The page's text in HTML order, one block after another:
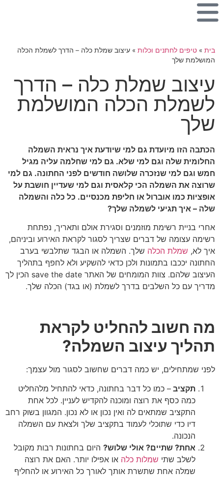
בית » טיפים לחתנים וכלות » עיצוב שמלת כלה – הדרך לשמלת הכלה
המושלמת שלך
עיצוב שמלת כלה – הדרך
לשמלת הכלה המושלמת
שלך
הכתבה הזו מיועדת גם למי שיודעת איך נראית השמלה
החלומית שלה וגם למי שלא. גם למי שחלמה עליה מגיל
חמש וגם למי שנזכרה שלושה חודשים לפני החתונה. גם למי
שרוצה את השמלה הכי קלאסית וגם למי שעדיין חושבת על
אופציות כמו אוברול או חליפת מכנסיים. כל כלה והשמלה
שלה – איך תגיעי לשמלה שלך?
אחרי בניית רשימת מוזמנים וסגירת אולם ותאריך, נפתחת
רשימה עצומה של דברים שצריך לסגור לקראת האירוע וביניהם,
איך לא, שמלת הכלה שלך. השמלה או הבגד שתלבשי בערב
החתונה יככבו בתמונות ולכן כדאי להשקיע ולא לחפף בתהליך
העיצוב שלהם. צוות המומחים של האתר save the date הכין לך
מדריך עם כל השלבים בדרך לשמלת (או בגד) הכלה שלך.
מה חשוב להחליט לקראת
תהליך עיצוב השמלה?
לפני שמתחילים, יש כמה דברים שחשוב לסגור מול עצמך:
תקציב – כמו כל דבר בחתונה, כדאי להתחיל מלהחליט
כמה כסף את רוצה ומוכנה להקדיש לעניין. לכל אחת
התקציב שמתאים לה ואין נכון או לא נכון. המגוון בשוק רחב
דיו כדי שתוכלי לעמוד בתקציב שלך ולצאת עם השמלה
הנכונה.
אחת? שתיים? אולי שלוש? היום בחתונות רבות מקובל
לשלב שתי שמלות כלה או אפילו יותר. האם את רוצה
שמלה אחת שתשרת אותך לאורך כל האירוע או להחליף